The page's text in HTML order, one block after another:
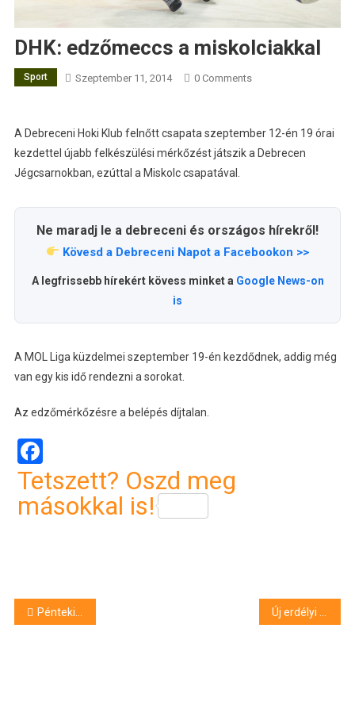
DHK: edzőmeccs a miskolciakkal
Sport Szeptember 11, 2014 0 Comments
A Debreceni Hoki Klub felnőtt csapata szeptember 12-én 19 órai
kezdettel újabb felkészülési mérkőzést játszik a Debrecen
Jégcsarnokban, ezúttal a Miskolc csapatával.
Ne maradj le a debreceni és országos hírekről!
Kövesd a Debreceni Napot a Facebookon >>
A legfrissebb hírekért kövess minket a Google News-on
is
A MOL Liga küzdelmei szeptember 19-én kezdődnek, addig még
van egy kis idő rendezni a sorokat.
Az edzőmérkőzésre a belépés díjtalan.
Facebook
Tetszett? Oszd meg
másokkal is!
Bejegyzés
Pénteki buliajánló